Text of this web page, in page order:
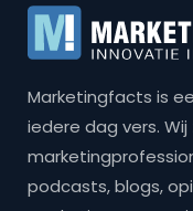
Marketingfacts is
iedere dag vers.
podcasts, blogs,